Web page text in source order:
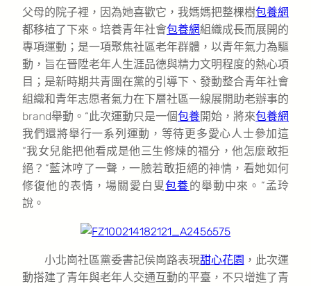
父母的院子裡，因為她喜歡它，我媽媽把整棵樹包養網
都移植了下來。培養青年社會包養網組織成長而展開的
專項運動；是一項聚焦社區老年群體，以青年氣力為驅
動，旨在晉陞老年人生涯品德與精力文明程度的熱心項
目；是新時期共青團在黨的引導下、發動整合青年社會
組織和青年志愿者氣力在下層社區一線展開助老辦事的
brand舉動。“此次運動只是一個包養開始，將來包養網
我們還將舉行一系列運動，等待更多愛心人士參加這
“我女兒能把他看成是他三生修煉的福分，他怎麼敢拒
絕？”藍沐哼了一聲，一臉若敢拒絕的神情，看她如何
修復他的表情，場關愛白叟包養的舉動中來。”孟玲
說。
小北崗社區黨委書記侯崗路表現甜心花園 ，此次運
動搭建了青年與老年人交通互動的平臺，不只增進了青